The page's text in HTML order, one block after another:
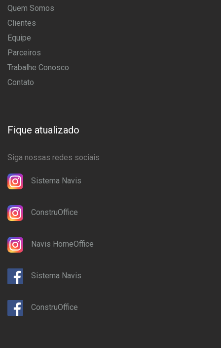
Quem Somos
Clientes
Equipe
Parceiros
Trabalhe Conosco
Contato
Fique atualizado
Siga nossas redes sociais
Sistema Navis
ConstruOffice
Navis HomeOffice
Sistema Navis
ConstruOffice